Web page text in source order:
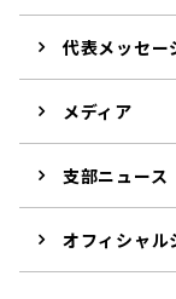
代表メッセー
メディア
支部ニュース
オフィシャル